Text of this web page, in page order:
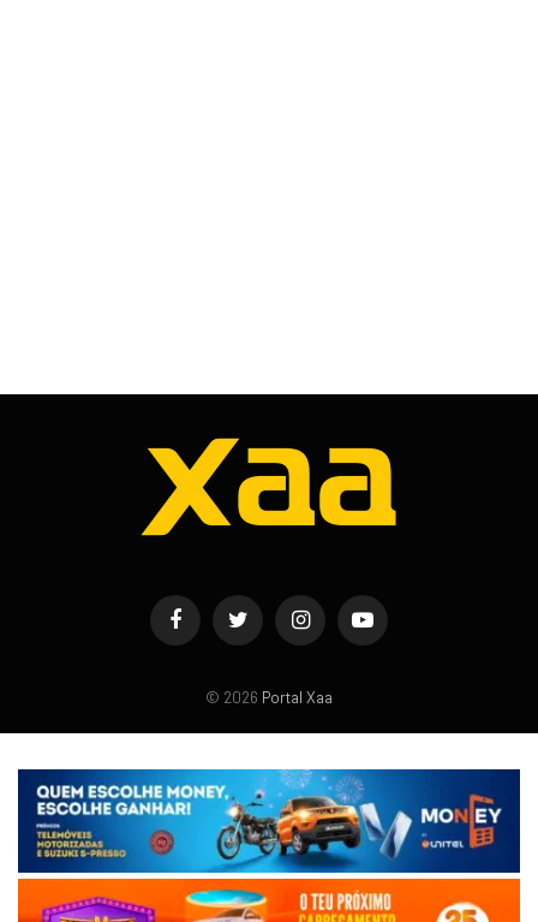
FacebookTwitter InstagramYouTube
© 2026 Portal Xaa